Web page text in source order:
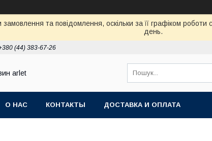
та повідомлення, оскільки за її графіком
день.
(44) 383-67-26
arlet
О НАС КОНТАКТЫ ДОСТАВКА И ОПЛАТА